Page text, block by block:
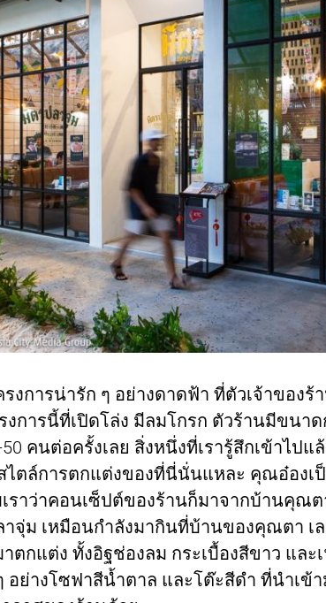
งการน่ารัก ๆ อย่างดาดฟ้า ที่ตัวเจ้าของร้
การนี้ที่เปิดโล่ง มีลมโกรก ตัวร้านมีขนาด
คนต่อครั้งเลย สิ่งหนึ่งที่เรารู้สึกเข้าไป
ไตล์การตกแต่งของที่นี่นั่นแหละ คุณอ๋องเ
เราว่าคอนเซ็ปต์ของร้านก็มาจากบ้านคุณ
าจุ่ม เหมือนกำลังมากินที่บ้านของคุณตา เ
ตกแต่ง ทั้งอิฐช่องลม กระเบื้องสีขาว และ
ย่างโซฟาสีน้ำตาล และโต๊ะสีดำ ที่นำเข้